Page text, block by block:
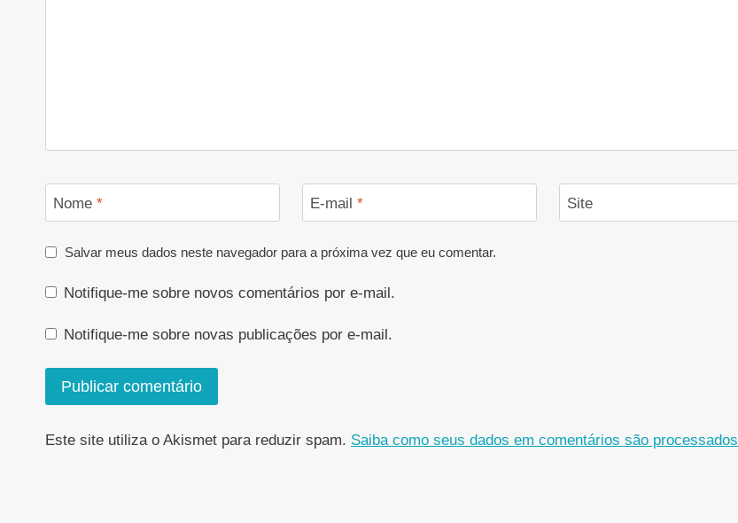
Nome * E-mail * Site
Salvar meus dados neste navegador para a próxima vez que eu comentar.
Notifique-me sobre novos comentários por e-mail.
Notifique-me sobre novas publicações por e-mail.
Este site utiliza o Akismet para reduzir spam. Saiba como seus dados em comentários são processados